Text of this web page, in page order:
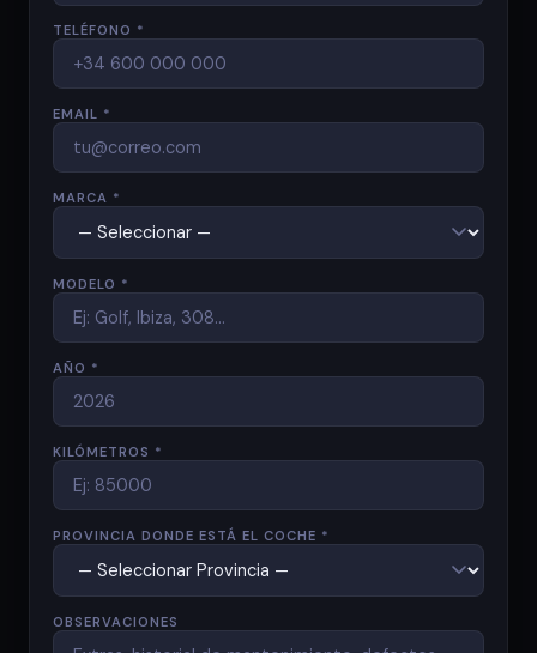
TELÉFONO *
EMAIL *
MARCA *
MODELO *
AÑO *
KILÓMETROS *
PROVINCIA DONDE ESTÁ EL COCHE *
OBSERVACIONES